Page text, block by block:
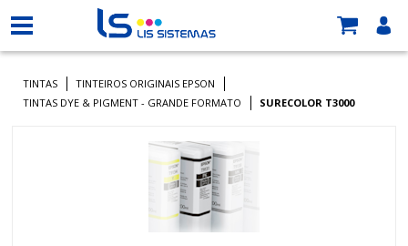
TINTAS
TINTEIROS ORIGINAIS EPSON
TINTAS DYE & PIGMENT - GRANDE FORMATO
SURECOLOR T3000